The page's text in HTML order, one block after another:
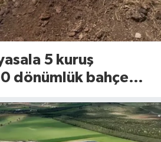
5 kuruş
dönümlük bahçede